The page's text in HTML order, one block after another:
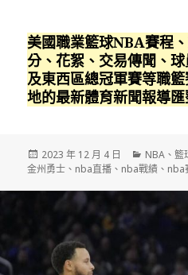
美國職業籃球NBA賽程 、
分、花絮、交易傳聞、
及東西區總冠軍賽等職
地的最新體育新聞報導
發
佈
2023 年 12 月 4 日
分
類
NBA 、籃
金州勇士 、 nba直播 、 nba戰績 、 nba